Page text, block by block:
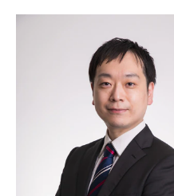
定額制オンデマンド研修